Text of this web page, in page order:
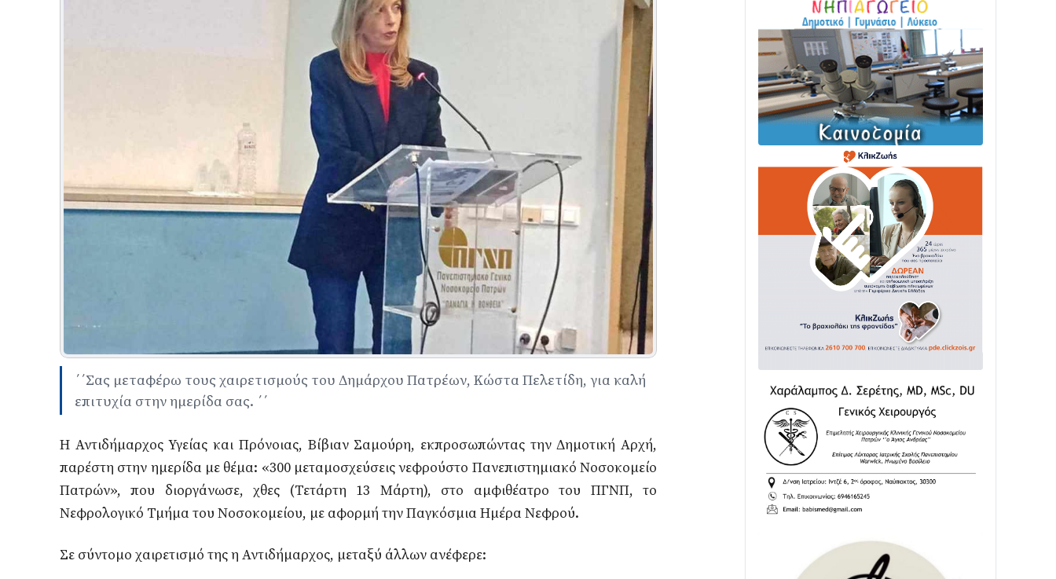
΄΄Σας μεταφέρω τους χαιρετισμούς του Δημάρχου Πατρέων, Κώστα Πελετίδη, για καλή
επιτυχία στην ημερίδα σας. ΄΄
Η Αντιδήμαρχος Υγείας και Πρόνοιας, Βίβιαν Σαμούρη, εκπροσωπώντας την Δημοτική Αρχή,
παρέστη στην ημερίδα με θέμα: «300 μεταμοσχεύσεις νεφρούστο Πανεπιστημιακό Νοσοκομείο
Πατρών», που διοργάνωσε, χθες (Τετάρτη 13 Μάρτη), στο αμφιθέατρο του ΠΓΝΠ, το
Νεφρολογικό Τμήμα του Νοσοκομείου, με αφορμή την Παγκόσμια Ημέρα Νεφρού.
Σε σύντομο χαιρετισμό της η Αντιδήμαρχος, μεταξύ άλλων ανέφερε: